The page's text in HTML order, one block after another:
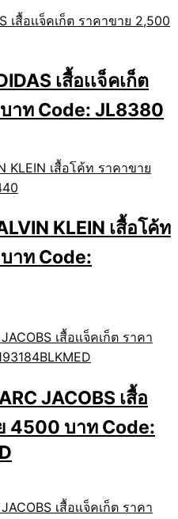
เสื้อเเจ็คเก็ต
าท Code: JL8380
KLEIN เสื้อโค้ท
าท Code:
JACOBS เสื้อ
4500 บาท Code: